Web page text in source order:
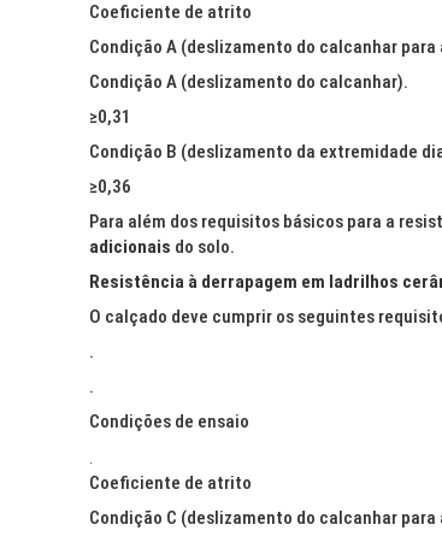
Coeficiente de atrito
Condição A (deslizamento do calcanhar
Condição A (deslizamento do calcanhar).
≥0,31
Condição B (deslizamento da extremidade
≥0,36
Para além dos requisitos básicos para a
adicionais do solo.
Resistência à derrapagem em ladrilhos
O calçado deve cumprir os seguintes
.
.
Condições de ensaio
.
Coeficiente de atrito
Condição C (deslizamento do calcanhar